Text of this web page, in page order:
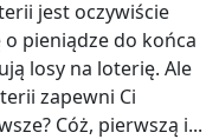
jest oczywiście
pieniądze do końca
losy na loterię. Ale
zapewni Ci
Cóż, pierwszą i...